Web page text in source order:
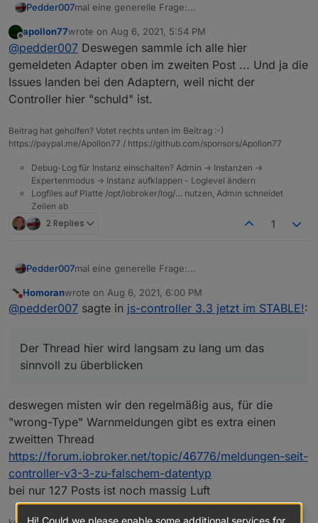
Pedder007mal eine generelle Frage:
an den Adaptern eingestellt, oder gibt es irgendwo
direkt zum Controller eine Stelle wo die gesammelt
werden? - so könnte man sich einen einfacheren
Überblick verschaffen was ggf. Probleme macht.
Wenn letzteres dann danke vorab für einen
entsprechenden Link :-)
PS.
Der Thread hier wird langsam zu lang um das
sinnvoll zu überblicken
Offline
apollon77wrote on Aug 6, 2021, 5:54 PM
last edited by
@pedder007 Deswegen sammle ich alle hier
gemeldeten Adapter oben im zweiten Post ... Und ja die
Issues landen bei den Adaptern, weil nicht der
Controller hier "schuld" ist.
Beitrag hat geholfen? Votet rechts unten im Beitrag :-)
https://paypal.me/Apollon77 / https://github.com/sponsors/Apollon77
Debug-Log für Instanz einschalten? Admin -> Instanzen ->
Expertenmodus -> Instanz aufklappen - Loglevel ändern
Logfiles auf Platte /opt/iobroker/log/… nutzen, Admin schneidet
Zeilen ab
2 Replies 1
Pedder007mal eine generelle Frage:
an den Adaptern eingestellt, oder gibt es irgendwo
direkt zum Controller eine Stelle wo die gesammelt
Wenn letzteres dann danke vorab für einen
entsprechenden Link :-)
PS.
Der Thread hier wird langsam zu lang um das
Do not disturb
Homoranwrote on Aug 6, 2021, 6:00 PM
last edited by
@pedder007 sagte in js-controller 3.3 jetzt im STABLE!:
Der Thread hier wird langsam zu lang um das
sinnvoll zu überblicken
deswegen misten wir den regelmäßig aus, für die
"wrong-Type" Warnmeldungen gibt es extra einen
zweitten Thread
https://forum.iobroker.net/topic/46776/meldungen-seit-
controller-v3-3-zu-falschem-datentyp
bei nur 127 Posts ist noch massig Luft
Hi! Could we please enable some additional services for